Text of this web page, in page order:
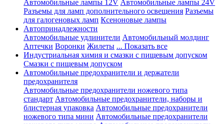
Автомобильные лампы 12V Автомобильные лампы 24V
Разъемы для ламп дополнительного освещения Разъемы
для галогеновых ламп Ксеноновые лампы
Автопринадлежности
Автомобильные удлинители Автомобильный молдинг
Аптечки Воронки Жилеты ... Показать все
Индустриальная химия и смазки с пищевым допуском
Смазки с пищевым допуском
Автомобильные предохранители и держатели
предохранителя
Автомобильные предохранители ножевого типа
стандарт Автомобильные предохранители, наборы и
блистерная упаковка Автомобильные предохранители
ножевого типа мини Автомобильные предохранители